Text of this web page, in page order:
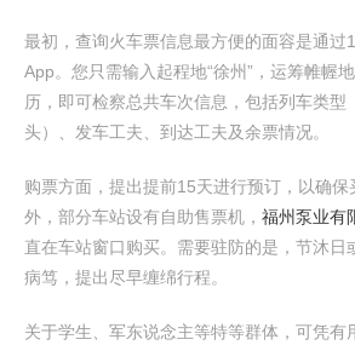
最初，查询火车票信息最方便的面容是通过
App。您只需输入起程地“徐州”，运筹帷幄
历，即可检察总共车次信息，包括列车类型
头）、发车工夫、到达工夫及余票情况。
购票方面，提出提前15天进行预订，以确
外，部分车站设有自助售票机， 福州泵业有
直在车站窗口购买。需要驻防的是，节沐日
病笃，提出尽早缠绵行程。
关于学生、军东说念主等特等群体，可凭有